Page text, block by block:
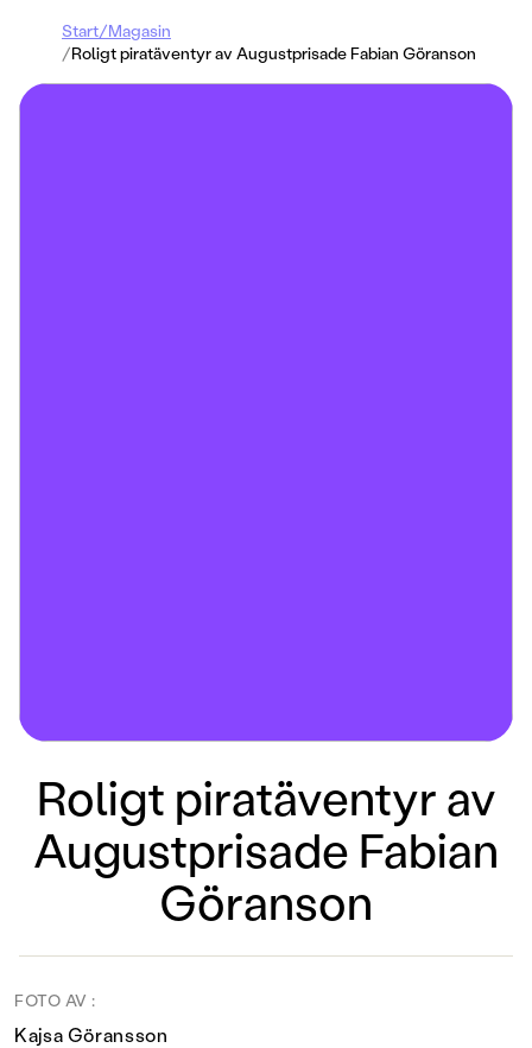
Start/Magasin
/Roligt piratäventyr av Augustprisade Fabian Göranson
Roligt piratäventyr av
Augustprisade Fabian
Göranson
FOTO AV :
Kajsa Göransson